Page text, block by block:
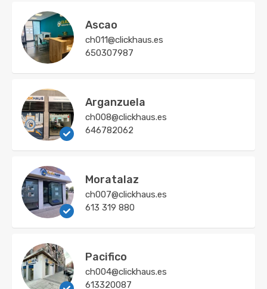
Ascao
ch011@clickhaus.es
650307987
Arganzuela
ch008@clickhaus.es
646782062
Moratalaz
ch007@clickhaus.es
613 319 880
Pacifico
ch004@clickhaus.es
613320087